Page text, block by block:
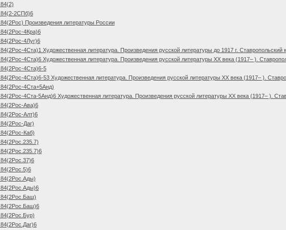
84(2)
84(2-2СПб)6
84(2Рос) Произведения литературы России
84(2Рос-4Кра)6
84(2Рос-4Луг)6
84(2Рос-4Ста)1 Художественная литература. Произведения русской литературы до 1917 г. Ставропольский
84(2Рос-4Ста)6 Художественная литература. Произведения русской литературы XX века (1917– ).
84(2Рос-4Ста)6-5
84(2Рос-4Ста)6-53 Художественная литература. Произведения русской литературы XX века (1917– ).
84(2Рос-4Ста+5Анд)
84(2Рос-4Ста-5Анд)6 Художественная литература. Произведения русской литературы XX века (1917– ).
84(2Рос-Ава)6
84(2Рос-Алт)6
84(2Рос-Даг)
84(2Рос-Каб)
84(2Рос.235.7)
84(2Рос.235.7)6
84(2Рос.37)6
84(2Рос.5)6
84(2Рос.Ады)
84(2Рос.Ады)6
84(2Рос.Баш)
84(2Рос.Баш)6
84(2Рос.Бур)
84(2Рос.Даг)6